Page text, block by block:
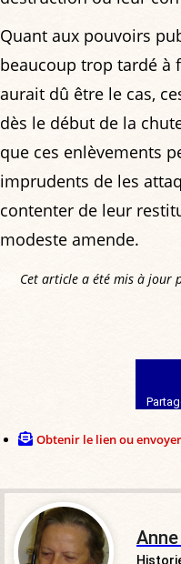
Quant aux pouvoirs
beaucoup trop tardé à
aurait dû être le cas,
dès le début de la
que ces enlèvements
imprudents de les
contenter de leur
modeste amende.
Cet article a été mis à jour
Obtenir le lien ou